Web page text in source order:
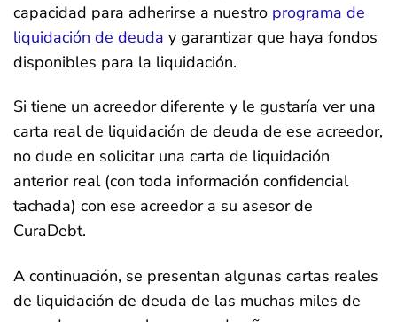
capacidad para adherirse a nuestro programa de
liquidación de deuda y garantizar que haya fondos
disponibles para la liquidación.
Si tiene un acreedor diferente y le gustaría ver una
carta real de liquidación de deuda de ese acreedor,
no dude en solicitar una carta de liquidación
anterior real (con toda información confidencial
tachada) con ese acreedor a su asesor de
CuraDebt.
A continuación, se presentan algunas cartas reales
de liquidación de deuda de las muchas miles de